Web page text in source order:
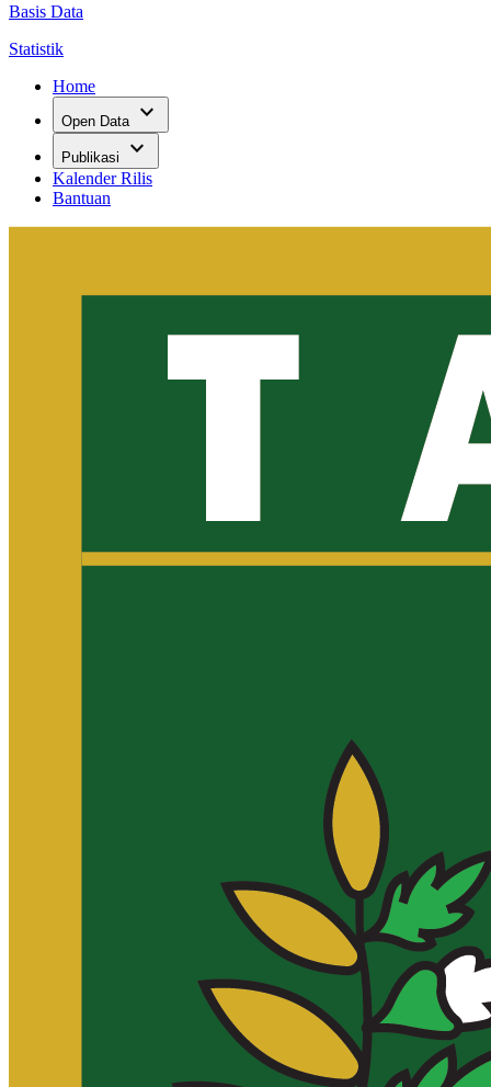
Basis Data
Statistik
Home
Open Data expand_more
Publikasi expand_more
Kalender Rilis
Bantuan